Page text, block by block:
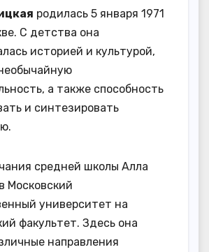
родилась 5 января 1971
С детства она
историей и культурой,
а также способность
и синтезировать
средней школы Алла
Московский
университет на
факультет. Здесь она
направления